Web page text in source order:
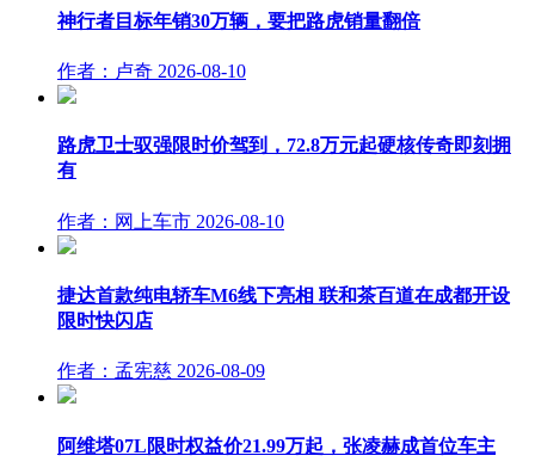
神行者目标年销30万辆，要把路虎销量翻倍
作者：卢奇 2026-08-10
路虎卫士驭强限时价驾到，72.8万元起硬核传奇即刻拥
有
作者：网上车市 2026-08-10
捷达首款纯电轿车M6线下亮相 联和茶百道在成都开设
限时快闪店
作者：孟宪慈 2026-08-09
阿维塔07L限时权益价21.99万起，张凌赫成首位车主